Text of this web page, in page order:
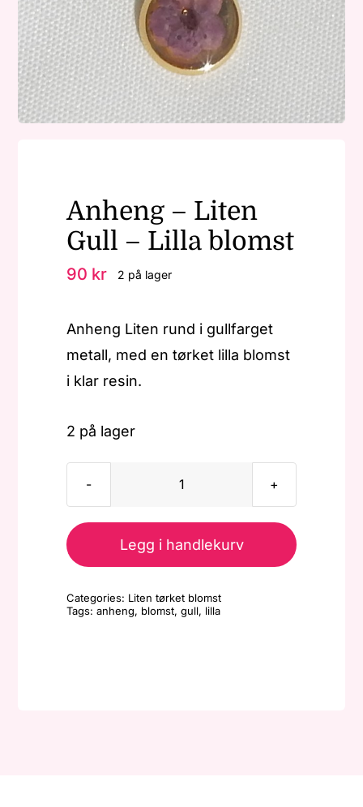
Nøkkelringer
Julepynt
Anheng – Liten
Gull – Lilla blomst
90 kr 2 på lager
Anheng Liten rund i gullfarget
metall, med en tørket lilla blomst
i klar resin.
2 på lager
Anheng
Liten
Lilla
Legg i handlekurv
Categories: Liten tørket blomst
Tags:anheng, blomst,gull, lilla